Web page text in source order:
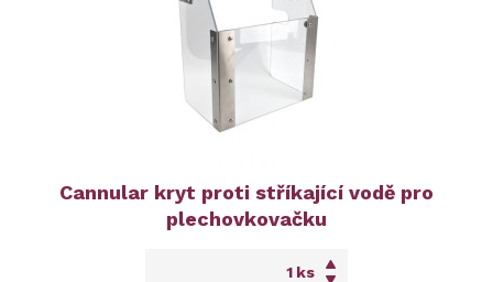
Cannular kryt proti stříkající vodě pro
plechovkovačku
ks